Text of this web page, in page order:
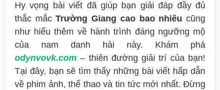
Hy vọng bài viết đã giúp bạn giải đáp đầy đủ
thắc mắcTrường Giang cao bao nhiêu cũng
như hiểu thêm về hành trình đáng ngưỡng mộ
của nam danh hài này. Khám phá
odynvovk.com– thiên đường giải trí của bạn!
Tại đây, bạn sẽ tìm thấy những bài viết hấp dẫn
về phim ảnh, thể thao và tin tức mới nhất. Đừng